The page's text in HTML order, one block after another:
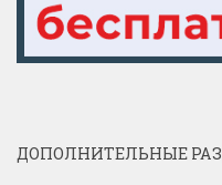
ДОПОЛНИТЕЛЬНЫЕ